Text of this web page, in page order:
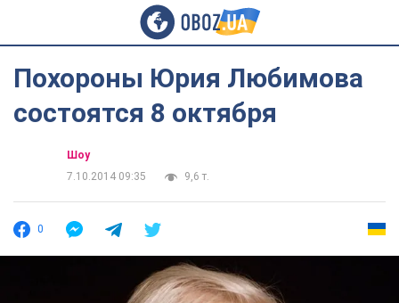
Похороны Юрия Любимова
состоятся 8 октября
Шоу
7.10.2014 09:35
9,6 т.
0